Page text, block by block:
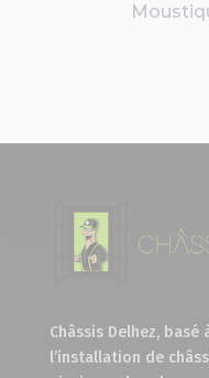
Châssis Delhez,
l’installation de